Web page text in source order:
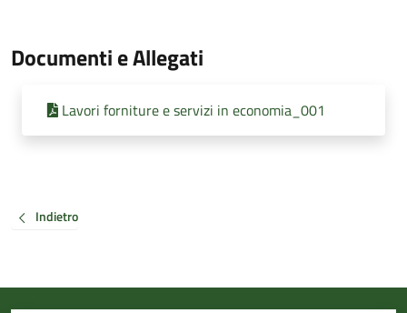
Documenti e Allegati
Lavori forniture e servizi in economia_001
Indietro